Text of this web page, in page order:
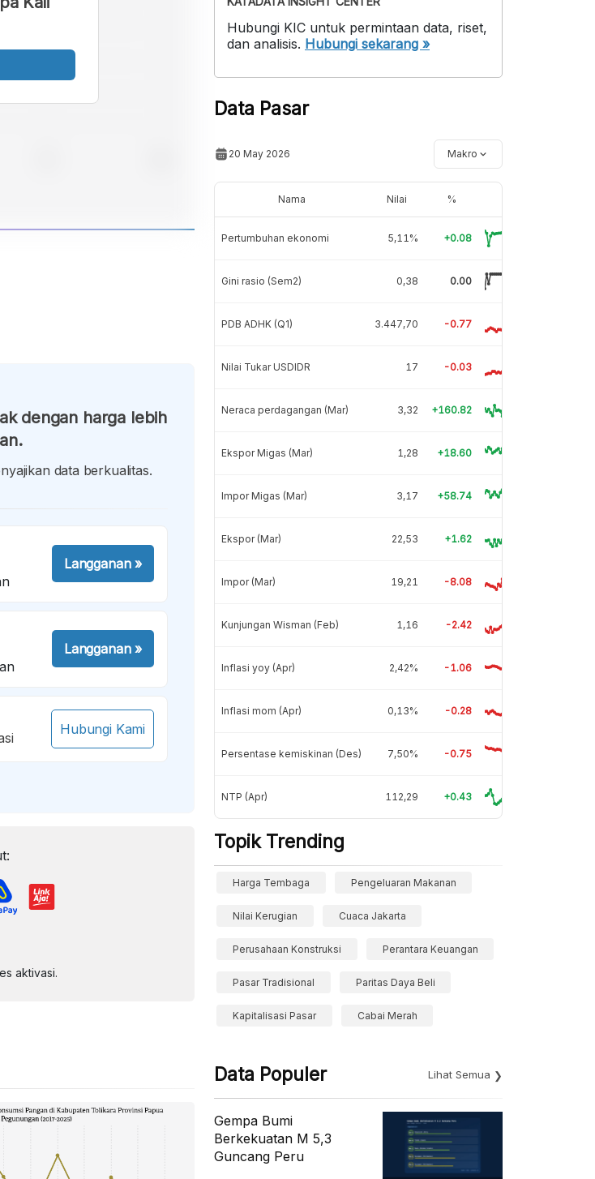
dengan harga lebih
data berkualitas.
Langganan»
Langganan»
Hubungi Kami
aktivasi.
Hubungi KIC untuk permintaan data, riset,
dan analisis. Hubungi sekarang »
Data Pasar
20 May 2026 Makro
Nama Nilai %
Pertumbuhan ekonomi 5,11% +0.08
Gini rasio (Sem2) 0,38 0.00
PDB ADHK (Q1) 3.447,70 -0.77
Nilai Tukar USDIDR 17 -0.03
Neraca perdagangan (Mar) 3,32 +160.82
Ekspor Migas (Mar) 1,28 +18.60
Impor Migas (Mar) 3,17 +58.74
Ekspor (Mar) 22,53 +1.62
Impor (Mar) 19,21 -8.08
Kunjungan Wisman (Feb) 1,16 -2.42
Inflasi yoy (Apr) 2,42% -1.06
Inflasi mom (Apr) 0,13% -0.28
Persentase kemiskinan (Des) 7,50% -0.75
NTP (Apr) 112,29 +0.43
Topik Trending
Harga Tembaga Pengeluaran Makanan
Nilai Kerugian Cuaca Jakarta
Perusahaan Konstruksi Perantara Keuangan
Pasar Tradisional Paritas Daya Beli
Kapitalisasi Pasar Cabai Merah
Data Populer Lihat Semua
Gempa Bumi
Berkekuatan M 5,3
Guncang Peru